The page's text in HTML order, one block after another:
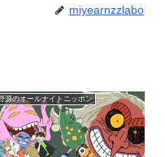
miyearnzzlabo
源のオールナイトニッポン